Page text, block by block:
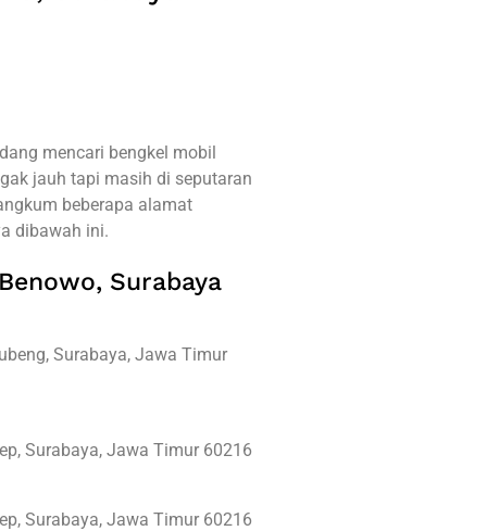
mencari bengkel mobil
jauh tapi masih di seputaran
beberapa alamat
dibawah ini.
Surabaya
Surabaya, Jawa Timur
Surabaya, Jawa Timur 60216
Surabaya, Jawa Timur 60216